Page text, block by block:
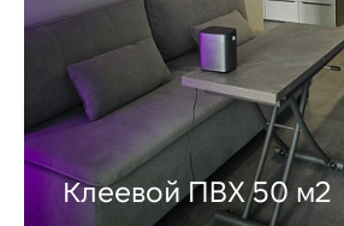
Клеевой ПВХ 50 м2